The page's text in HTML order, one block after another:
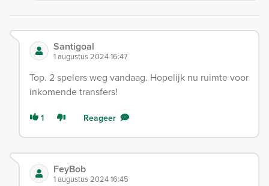
Santigoal
1 augustus 2024 16:47
Top. 2 spelers weg vandaag. Hopelijk nu ruimte voor
inkomende transfers!
1 Reageer
FeyBob
1 augustus 2024 16:45